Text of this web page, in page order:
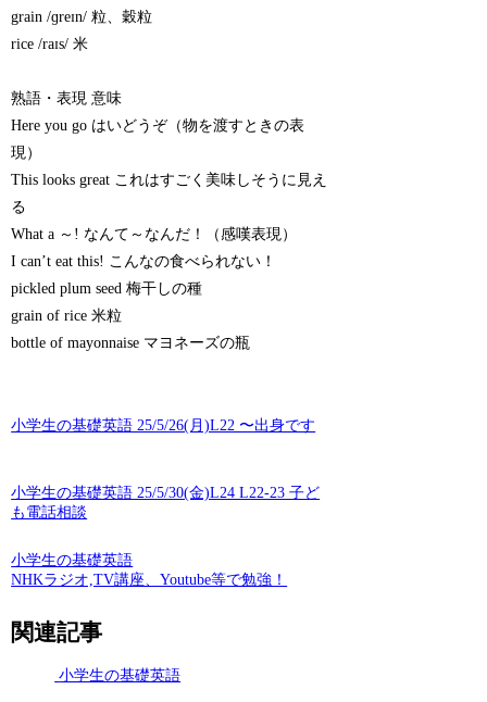
grain /ɡreɪn/ 粒、穀粒
rice /raɪs/ 米
熟語・表現 意味
Here you go はいどうぞ（物を渡すときの表
現）
This looks great これはすごく美味しそうに見え
る
What a ～! なんて～なんだ！（感嘆表現）
I can’t eat this! こんなの食べられない！
pickled plum seed 梅干しの種
grain of rice 米粒
bottle of mayonnaise マヨネーズの瓶
小学生の基礎英語 25/5/26(月)L22 〜出身です
小学生の基礎英語 25/5/30(金)L24 L22-23 子ど
も電話相談
小学生の基礎英語
NHKラジオ,TV講座、Youtube等で勉強！
関連記事
小学生の基礎英語